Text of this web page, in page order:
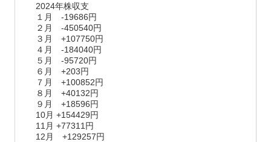
2024年株収支
１月 -19686円
２月 -450540円
３月 +107750円
４月 -184040円
５月 -95720円
６月 +203円
７月 +100852円
８月 +40132円
９月 +18596円
10月 +154429円
11月 +77311円
12月 +129257円